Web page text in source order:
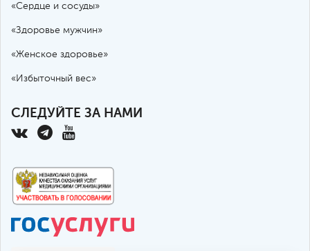
«Сердце и сосуды»
«Здоровье мужчин»
«Женское здоровье»
«Избыточный вес»
СЛЕДУЙТЕ ЗА НАМИ